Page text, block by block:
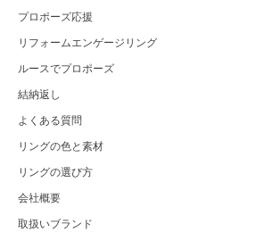
プロポーズ応援
リフォームエンゲージリング
ルースでプロポーズ
結納返し
よくある質問
リングの色と素材
リングの選び方
会社概要
取扱いブランド